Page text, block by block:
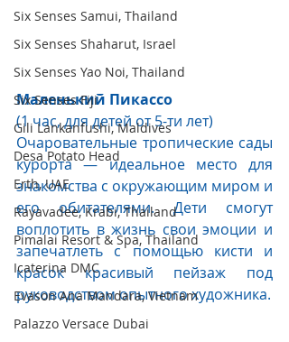
Six Senses Samui, Thailand
Six Senses Shaharut, Israel
Six Senses Yao Noi, Thailand
Six Senses Fiji
Gili Lankanfushi, Maldives
Desa Potato Head
Erth, UAE
Rayavadee, Krabi, Thailand
Pimalai Resort & Spa, Thailand
Icaterina DMC
Evason Ana Mandara, Vietnam
Palazzo Versace Dubai
Маленький Пикассо
(1 час, для детей от 5-ти лет)
Очаровательные тропические сады
курорта — идеальное место для
знакомства с окружающим миром и
его обитателями. Дети смогут
воплотить в жизнь свои эмоции и
запечатлеть с помощью кисти и
красок красивый пейзаж под